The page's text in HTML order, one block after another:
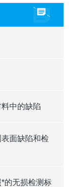
中的缺陷
面缺陷和检
的无损检测标